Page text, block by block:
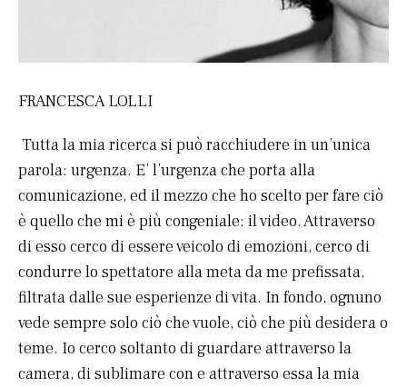
FRANCESCA LOLLI
Tutta la mia ricerca si può racchiudere in un’unica
parola: urgenza. E’ l’urgenza che porta alla
comunicazione, ed il mezzo che ho scelto per fare ciò
è quello che mi è più congeniale: il video. Attraverso
di esso cerco di essere veicolo di emozioni, cerco di
condurre lo spettatore alla meta da me prefissata,
filtrata dalle sue esperienze di vita. In fondo, ognuno
vede sempre solo ciò che vuole, ciò che più desidera o
teme. Io cerco soltanto di guardare attraverso la
camera, di sublimare con e attraverso essa la mia